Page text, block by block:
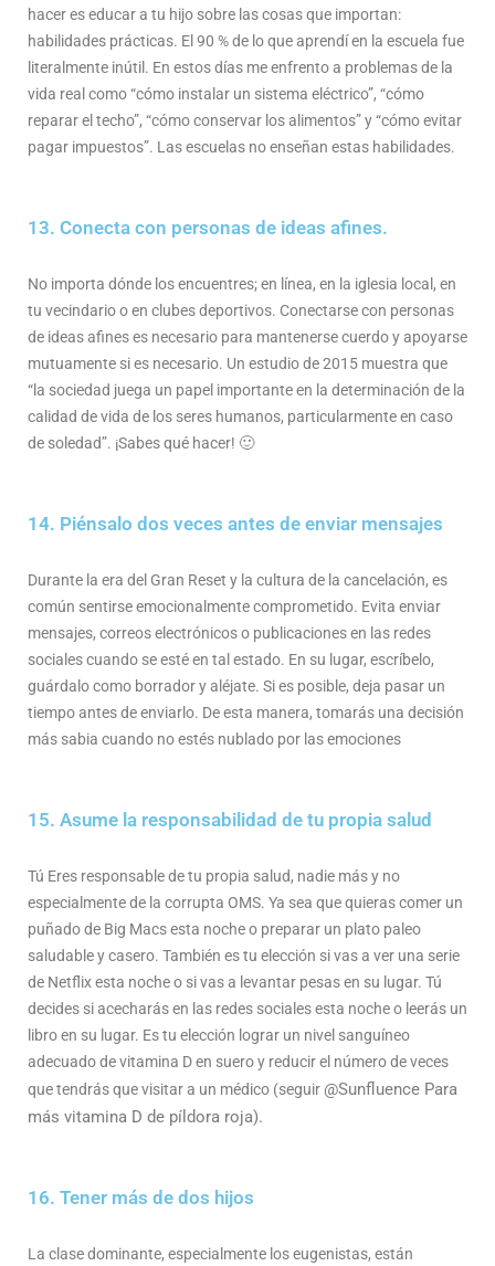
hacer es educar a tu hijo sobre las cosas que importan:
habilidades prácticas. El 90 % de lo que aprendí en la escuela fue
literalmente inútil. En estos días me enfrento a problemas de la
vida real como “cómo instalar un sistema eléctrico”, “cómo
reparar el techo”, “cómo conservar los alimentos” y “cómo evitar
pagar impuestos”. Las escuelas no enseñan estas habilidades.
13. Conecta con personas de ideas afines.
No importa dónde los encuentres; en línea, en la iglesia local, en
tu vecindario o en clubes deportivos. Conectarse con personas
de ideas afines es necesario para mantenerse cuerdo y apoyarse
mutuamente si es necesario. Un estudio de 2015 muestra que
“la sociedad juega un papel importante en la determinación de la
calidad de vida de los seres humanos, particularmente en caso
de soledad”. ¡Sabes qué hacer! 🙂
14. Piénsalo dos veces antes de enviar mensajes
Durante la era del Gran Reset y la cultura de la cancelación, es
común sentirse emocionalmente comprometido. Evita enviar
mensajes, correos electrónicos o publicaciones en las redes
sociales cuando se esté en tal estado. En su lugar, escríbelo,
guárdalo como borrador y aléjate. Si es posible, deja pasar un
tiempo antes de enviarlo. De esta manera, tomarás una decisión
más sabia cuando no estés nublado por las emociones
15. Asume la responsabilidad de tu propia salud
Tú Eres responsable de tu propia salud, nadie más y no
especialmente de la corrupta OMS. Ya sea que quieras comer un
puñado de Big Macs esta noche o preparar un plato paleo
saludable y casero. También es tu elección si vas a ver una serie
de Netflix esta noche o si vas a levantar pesas en su lugar. Tú
decides si acecharás en las redes sociales esta noche o leerás un
libro en su lugar. Es tu elección lograr un nivel sanguíneo
adecuado de vitamina D en suero y reducir el número de veces
que tendrás que visitar a un médico (seguir @Sunfluence Para
más vitamina D de píldora roja).
16. Tener más de dos hijos
La clase dominante, especialmente los eugenistas, están